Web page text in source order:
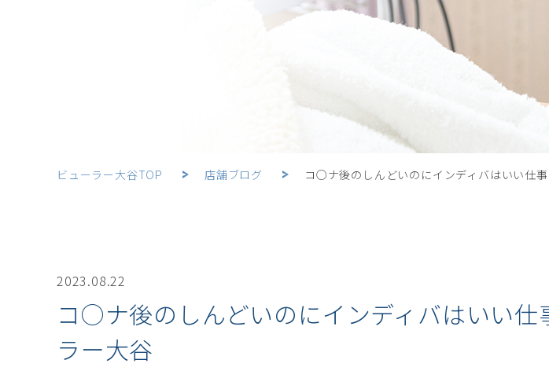
ビューラー大谷TOP 店舗ブログ コ○ナ後のしんどいのにインディバはいい仕
2023.08.22
コ○ナ後のしんどいのにインディバはいい
ラー大谷